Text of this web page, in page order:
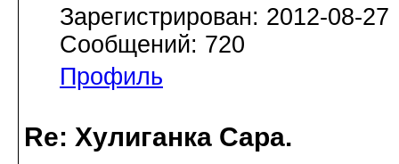
Зарегистрирован: 2012-08-27
Сообщений: 720
Профиль
Re: Хулиганка Сара.